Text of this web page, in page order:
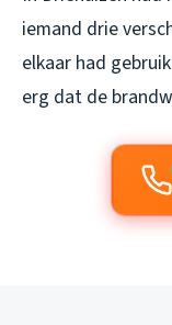
iemand drie
elkaar had
erg dat de